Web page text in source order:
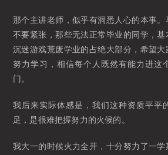
那个主讲老师，似乎有洞悉人心的本事
不要紧张，那些无法正常毕业的同学，基
沉迷游戏荒废学业的占绝大部分，希望
努力学习，相信每个人既然有能力进这
门。
我后来实际体感是，我们这种资质平平
足，是很难把握努力的火候的。
我大一的时候火力全开，十分努力了一